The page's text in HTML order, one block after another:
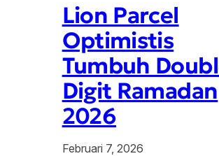
Lion Parcel
Optimistis
Tumbuh
Digit Ramadan
2026
Februari 7, 2026